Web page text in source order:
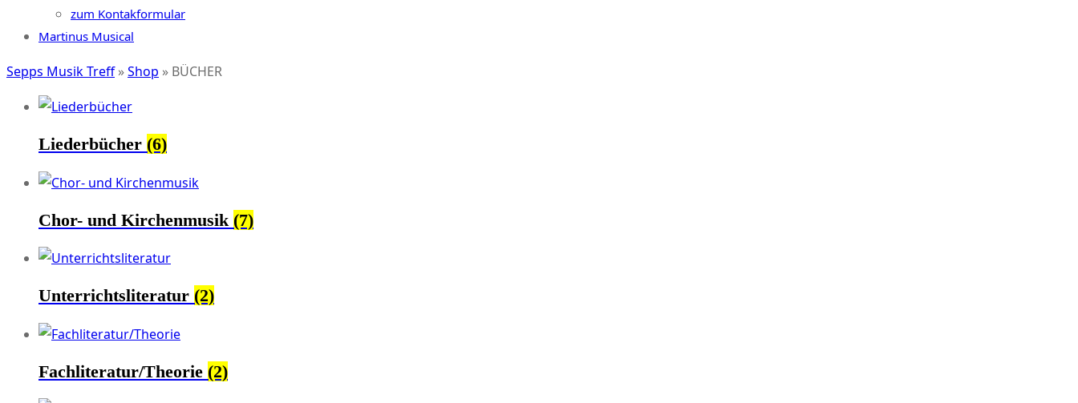
zum Kontakformular
Martinus Musical
Sepps Musik Treff»Shop » BÜCHER
Liederbücher (6)
Chor- und Kirchenmusik (7)
Unterrichtsliteratur (2)
Fachliteratur/Theorie (2)